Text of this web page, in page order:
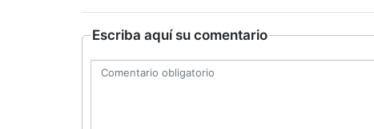
Escriba aquí su comentario